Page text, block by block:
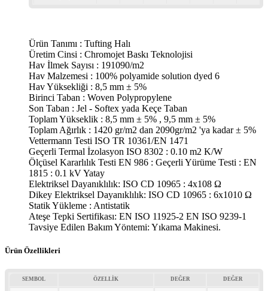
Ürün Tanımı : Tufting Halı
Üretim Cinsi : Chromojet Baskı Teknolojisi
Hav İlmek Sayısı : 191090/m2
Hav Malzemesi : 100% polyamide solution dyed 6
Hav Yüksekliği : 8,5 mm ± 5%
Birinci Taban : Woven Polypropylene
Son Taban : Jel - Softex yada Keçe Taban
Toplam Yükseklik : 8,5 mm ± 5% , 9,5 mm ± 5%
Toplam Ağırlık : 1420 gr/m2 dan 2090gr/m2 'ya kadar ± 5%
Vettermann Testi ISO TR 10361/EN 1471
Geçerli Termal İzolasyon ISO 8302 : 0.10 m2 K/W
Ölçüsel Kararlılık Testi EN 986 : Geçerli Yürüme Testi : EN
1815 : 0.1 kV Yatay
Elektriksel Dayanıklılık: ISO CD 10965 : 4x108 Ω
Dikey Elektriksel Dayanıklılık: ISO CD 10965 : 6x1010 Ω
Statik Yükleme : Antistatik
Ateşe Tepki Sertifikası: EN ISO 11925-2 EN ISO 9239-1
Tavsiye Edilen Bakım Yöntemi: Yıkama Makinesi.
Ürün Özellikleri
SEMBOL ÖZELLİK DEĞER DEĞER